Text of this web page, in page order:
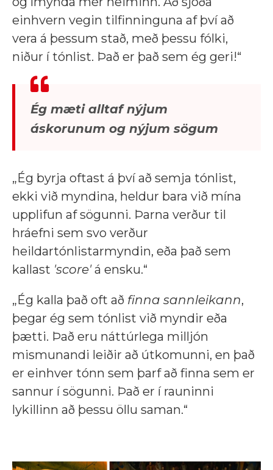
einhvern vegin tilfinninguna af því að
vera á þessum stað, með þessu fólki,
niður í tónlist. Það er það sem ég geri!“
Ég mæti alltaf nýjum
áskorunum og nýjum sögum
„Ég byrja oftast á því að semja tónlist,
ekki við myndina, heldur bara við mína
upplifun af sögunni. Þarna verður til
hráefni sem svo verður
heildartónlistarmyndin, eða það sem
kallast 'score'á ensku.“
„Ég kalla það oft að finna sannleikann,
þegar ég sem tónlist við myndir eða
þætti. Það eru náttúrlega milljón
mismunandi leiðir að útkomunni, en það
er einhver tónn sem þarf að finna sem er
sannur í sögunni. Það er í rauninni
lykillinn að þessu öllu saman.“